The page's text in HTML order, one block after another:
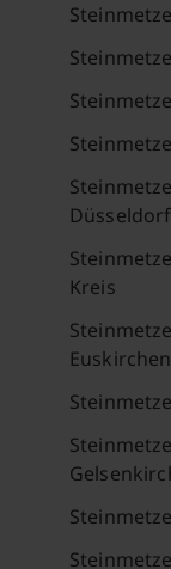
Düsseldorf
Kreis
Euskirchen